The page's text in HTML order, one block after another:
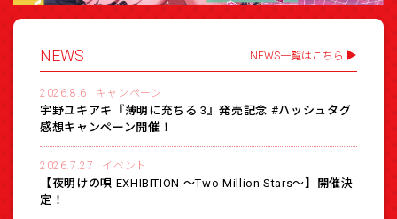
NEWS NEWS一覧はこちら
2026.8.6 キャンペーン
宇野ユキアキ『薄明に充ちる 3』発売記念 #ハッシュタグ
感想キャンペーン開催！
2026.7.27 イベント
【夜明けの唄 EXHIBITION 〜Two Million Stars〜】開催決
定！